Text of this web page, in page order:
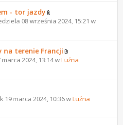
- tor jazdy
08 września 2024, 15:21 w
na terenie Francji
marca 2024, 13:14 wLuźna
19 marca 2024, 10:36 wLuźna